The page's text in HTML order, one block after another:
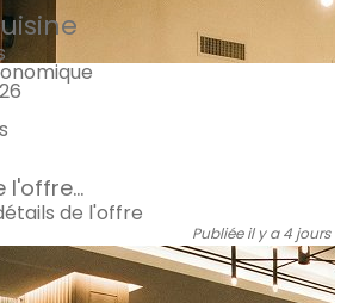
l'offre...
de l'offre
Publiée il y a 4 jours